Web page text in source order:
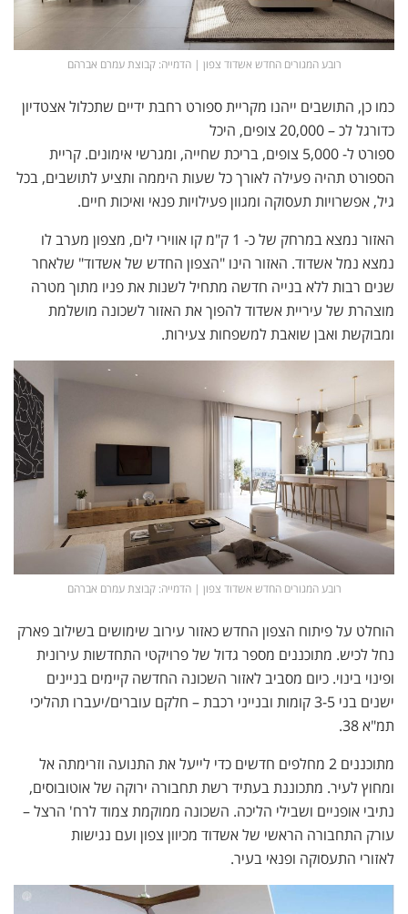
רובע המגורים החדש אשדוד צפון | הדמייה: קבוצת עמרם אברהם
כמו כן, התושבים ייהנו מקריית ספורט רחבת ידיים שתכלול אצטדיון
כדורגל לכ – 20,000 צופים, היכל
ספורט ל- 5,000 צופים, בריכת שחייה, ומגרשי אימונים. קריית
הספורט תהיה פעילה לאורך כל שעות היממה ותציע לתושבים, בכל
גיל, אפשרויות תעסוקה ומגוון פעילויות פנאי ואיכות חיים.
האזור נמצא במרחק של כ- 1 ק"מ קו אווירי לים, מצפון מערב לו
נמצא נמל אשדוד. האזור הינו "הצפון החדש של אשדוד" שלאחר
שנים רבות ללא בנייה חדשה מתחיל לשנות את פניו מתוך מטרה
מוצהרת של עיריית אשדוד להפוך את האזור לשכונה מושלמת
ומבוקשת ואבן שואבת למשפחות צעירות.
רובע המגורים החדש אשדוד צפון | הדמייה: קבוצת עמרם אברהם
הוחלט על פיתוח הצפון החדש כאזור עירוב שימושים בשילוב פארק
נחל לכיש. מתוכננים מספר גדול של פרויקטי התחדשות עירונית
ופינוי בינוי. כיום מסביב לאזור השכונה החדשה קיימים בניינים
ישנים בני 3-5 קומות ובנייני רכבת – חלקם עוברים/יעברו תהליכי
תמ"א 38.
מתוכננים 2 מחלפים חדשים כדי לייעל את התנועה וזרימתה אל
ומחוץ לעיר. מתכוננת בעתיד רשת תחבורה ירוקה של אוטובוסים,
נתיבי אופניים ושבילי הליכה. השכונה ממוקמת צמוד לרח' הרצל –
עורק התחבורה הראשי של אשדוד מכיוון צפון ועם נגישות
לאזורי התעסוקה ופנאי בעיר.